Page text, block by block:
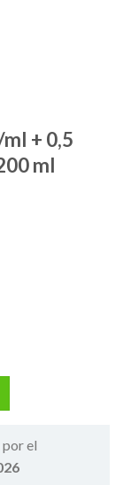
+ 0,5
ml
el